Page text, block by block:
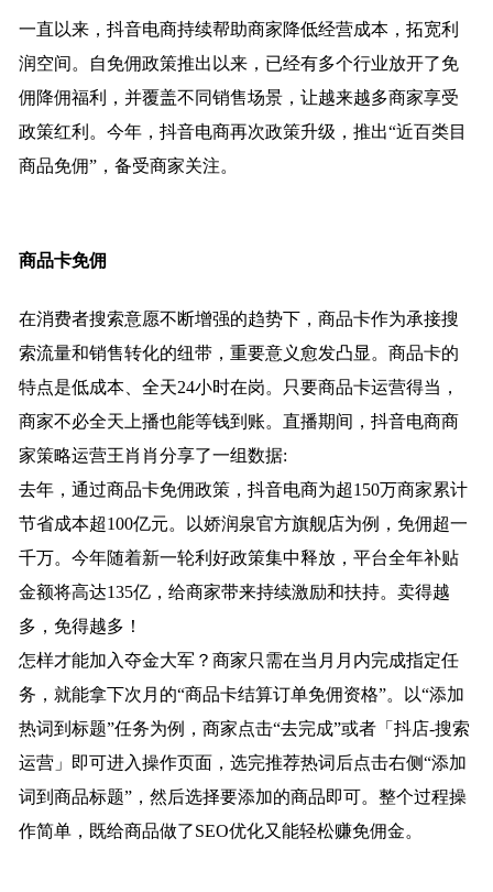
一直以来，抖音电商持续帮助商家降低经营成本，拓宽利
润空间。自免佣政策推出以来，已经有多个行业放开了免
佣降佣福利，并覆盖不同销售场景，让越来越多商家享受
政策红利。今年，抖音电商再次政策升级，推出“近百类目
商品免佣”，备受商家关注。
商品卡免佣
在消费者搜索意愿不断增强的趋势下，商品卡作为承接搜
索流量和销售转化的纽带，重要意义愈发凸显。商品卡的
特点是低成本、全天24小时在岗。只要商品卡运营得当，
商家不必全天上播也能等钱到账。直播期间，抖音电商商
家策略运营王肖肖分享了一组数据:
去年，通过商品卡免佣政策，抖音电商为超150万商家累计
节省成本超100亿元。以娇润泉官方旗舰店为例，免佣超一
千万。今年随着新一轮利好政策集中释放，平台全年补贴
金额将高达135亿，给商家带来持续激励和扶持。卖得越
多，免得越多！
怎样才能加入夺金大军？商家只需在当月月内完成指定任
务，就能拿下次月的“商品卡结算订单免佣资格”。以“添加
热词到标题”任务为例，商家点击“去完成”或者「抖店-搜索
运营」即可进入操作页面，选完推荐热词后点击右侧“添加
词到商品标题”，然后选择要添加的商品即可。整个过程操
作简单，既给商品做了SEO优化又能轻松赚免佣金。